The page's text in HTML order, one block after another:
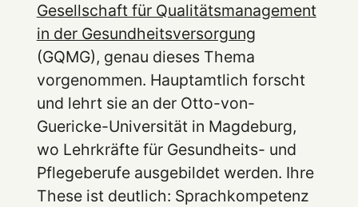
Gesellschaft für Qualitätsmanagement
in der Gesundheitsversorgung
(GQMG), genau dieses Thema
vorgenommen. Hauptamtlich forscht
und lehrt sie an der Otto-von-
Guericke-Universität in Magdeburg,
wo Lehrkräfte für Gesundheits- und
Pflegeberufe ausgebildet werden. Ihre
These ist deutlich: Sprachkompetenz